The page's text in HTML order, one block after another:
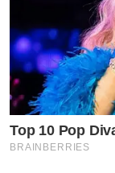
Top 10 Pop
BRAINBERRIES